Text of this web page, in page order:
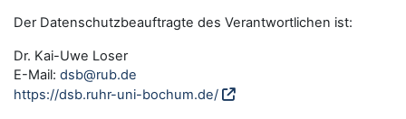
Der Datenschutzbeauftragte des Verantwortlichen ist:
Dr. Kai-Uwe Loser
E-Mail: dsb@rub.de
https://dsb.ruhr-uni-bochum.de/